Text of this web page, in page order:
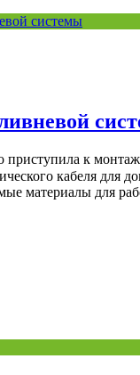
к
кабеля для
материалы для